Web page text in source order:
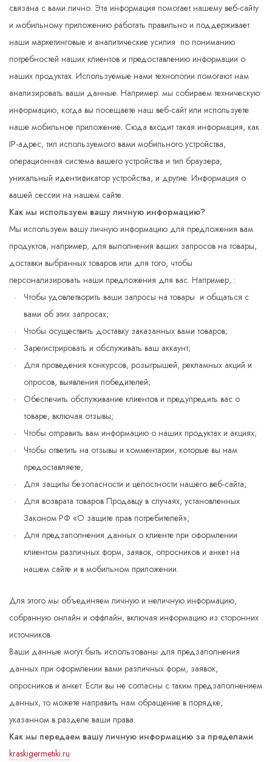
связана с вами лично. Эта информация помогает нашему веб-сайту
и мобильному приложению работать правильно и поддерживает
наши маркетинговые и аналитические усилия по пониманию
потребностей наших клиентов и предоставлению информации о
наших продуктах. Используемые нами технологии помогают нам
анализировать ваши данные. Например: мы собираем техническую
информацию, когда вы посещаете наш веб-сайт или используете
наше мобильное приложение. Сюда входит такая информация, как
IP-адрес, тип используемого вами мобильного устройства,
операционная система вашего устройства и тип браузера,
уникальный идентификатор устройства, и другие. Информация о
вашей сессии на нашем сайте.
Как мы используем вашу личную информацию?
Мы используем вашу личную информацию для предложения вам
продуктов, например, для выполнения ваших запросов на товары,
доставки выбранных товаров или для того, чтобы
персонализировать наши предложения для вас. Например, :
Чтобы удовлетворить ваши запросы на товары и общаться с
вами об этих запросах;
Чтобы осуществить доставку заказанных вами товаров;
Зарегистрировать и обслуживать ваш аккаунт;
Для проведения конкурсов, розыгрышей, рекламных акций и
опросов, выявления победителей;
Обеспечить обслуживание клиентов и предупредить вас о
товаре, включая отзывы;
Чтобы отправить вам информацию о наших продуктах и акциях;
Чтобы ответить на отзывы и комментарии, которые вы нам
предоставляете;
Для защиты безопасности и целостности нашего веб-сайта;
Для возврата товаров Продавцу в случаях, установленных
Законом РФ «О защите прав потребителей»;
Для предзаполнения данных о клиенте при оформлении
клиентом различных форм, заявок, опросников и анкет на
нашем сайте и в мобильном приложении.
Для этого мы объединяем личную и неличную информацию,
собранную онлайн и оффлайн, включая информацию из сторонних
источников.
Ваши данные могут быть использованы для предзаполнения
данных при оформлении вами различных форм, заявок,
опросников и анкет. Если вы не согласны с таким предзаполнением
данных, то можете направить нам обращение в порядке,
указанном в разделе ваши права.
Как мы передаем вашу личную информацию за пределами
kraskigermetiki.ru